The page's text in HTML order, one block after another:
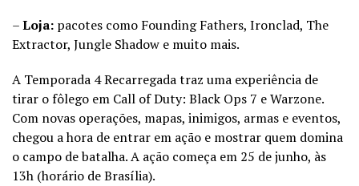
–Loja: pacotes como Founding Fathers, Ironclad, The
Extractor, Jungle Shadow e muito mais.
A Temporada 4 Recarregada traz uma experiência de
tirar o fôlego em Call of Duty: Black Ops 7 e Warzone.
Com novas operações, mapas, inimigos, armas e eventos,
chegou a hora de entrar em ação e mostrar quem domina
o campo de batalha. A ação começa em 25 de junho, às
13h (horário de Brasília).